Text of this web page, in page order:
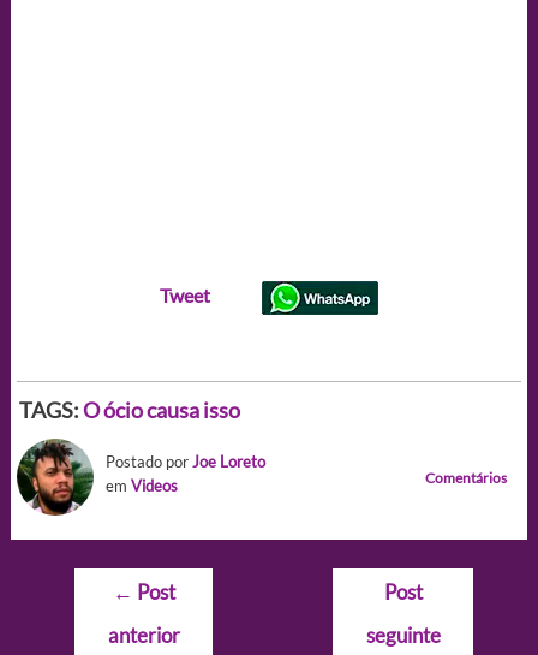
Tweet
TAGS:O ócio causa isso
Postado porJoe Loreto
em Videos Comentários
Navegação
Post
← Post
anterior
Post
seguinte